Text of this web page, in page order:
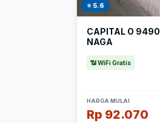
⭐ 5.6
CAPITAL O
NAGA
📶 WiFi Gratis
HARGA MULAI
Rp 92.070